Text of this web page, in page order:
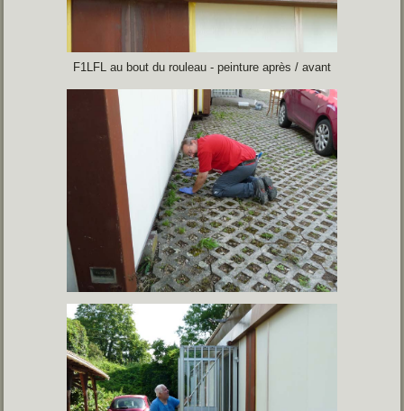
F1LFL au bout du rouleau - peinture après / avant